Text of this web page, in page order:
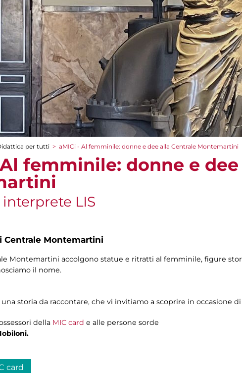
per tutti > aMICi - Al femminile: donne e dee alla Centrale Montemartini
femminile: donne e
LIS
Centrale Montemartini
Montemartini accolgono statue e ritratti al femminile, figure
il nome.
storia da raccontare, che vi invitiamo a scoprire in occasione
della MIC card e alle persone sorde
card